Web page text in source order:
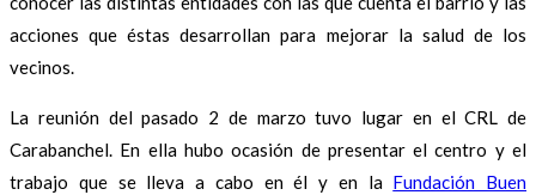
acciones que éstas desarrollan para mejorar la salud de los
vecinos.
La reunión del pasado 2 de marzo tuvo lugar en el CRL de
Carabanchel. En ella hubo ocasión de presentar el centro y el
trabajo que se lleva a cabo en él y en la Fundación Buen